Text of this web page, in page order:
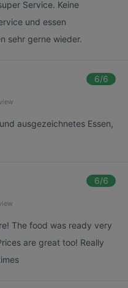
Service. Keine
und essen
sehr gerne wieder.
6/6
ausgezeichnetes Essen,
6/6
The food was ready very
are great too! Really